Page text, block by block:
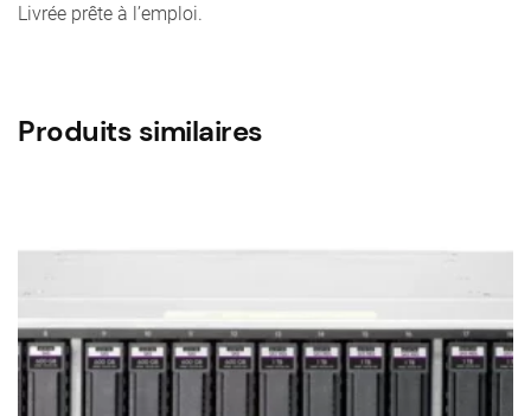
Livrée prête à l’emploi.
Produits similaires